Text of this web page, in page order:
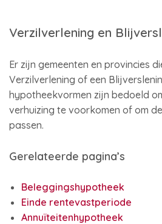
Verzilverlening en
Er zijn gemeenten en provincies
Verzilverlening of een
hypotheekvormen zijn bedoeld
verhuizing te voorkomen of om
passen.
Gerelateerde pagina’s
Beleggingshypotheek
Einde rentevastperiode
Annuïteitenhypotheek